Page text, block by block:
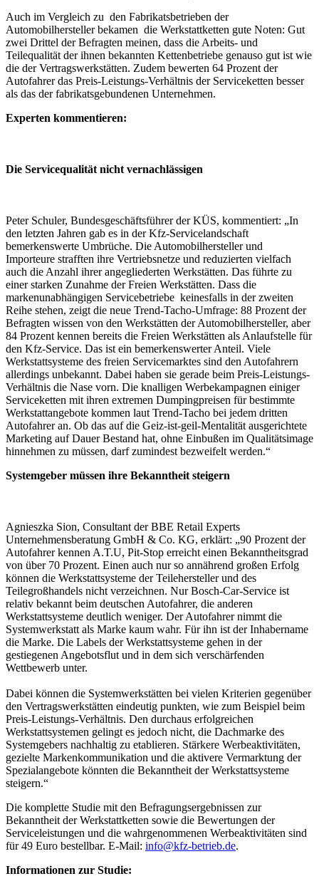
Auch im Vergleich zu den Fabrikatsbetrieben der
Automobilhersteller bekamen die Werkstattketten gute Noten: Gut
zwei Drittel der Befragten meinen, dass die Arbeits- und
Teilequalität der ihnen bekannten Kettenbetriebe genauso gut ist wie
die der Vertragswerkstätten. Zudem bewerten 64 Prozent der
Autofahrer das Preis-Leistungs-Verhältnis der Serviceketten besser
als das der fabrikatsgebundenen Unternehmen.
Experten kommentieren:
Die Servicequalität nicht vernachlässigen
Peter Schuler, Bundesgeschäftsführer der KÜS, kommentiert: „In
den letzten Jahren gab es in der Kfz-Servicelandschaft
bemerkenswerte Umbrüche. Die Automobilhersteller und
Importeure strafften ihre Vertriebsnetze und reduzierten vielfach
auch die Anzahl ihrer angegliederten Werkstätten. Das führte zu
einer starken Zunahme der Freien Werkstätten. Dass die
markenunabhängigen Servicebetriebe keinesfalls in der zweiten
Reihe stehen, zeigt die neue Trend-Tacho-Umfrage: 88 Prozent der
Befragten wissen von den Werkstätten der Automobilhersteller, aber
84 Prozent kennen bereits die Freien Werkstätten als Anlaufstelle für
den Kfz-Service. Das ist ein bemerkenswerter Anteil. Viele
Werkstattsysteme des freien Servicemarktes sind den Autofahrern
allerdings unbekannt. Dabei haben sie gerade beim Preis-Leistungs-
Verhältnis die Nase vorn. Die knalligen Werbekampagnen einiger
Serviceketten mit ihren extremen Dumpingpreisen für bestimmte
Werkstattangebote kommen laut Trend-Tacho bei jedem dritten
Autofahrer an. Ob das auf die Geiz-ist-geil-Mentalität ausgerichtete
Marketing auf Dauer Bestand hat, ohne Einbußen im Qualitätsimage
hinnehmen zu müssen, darf zumindest bezweifelt werden.“
Systemgeber müssen ihre Bekanntheit steigern
Agnieszka Sion, Consultant der BBE Retail Experts
Unternehmensberatung GmbH & Co. KG, erklärt: „90 Prozent der
Autofahrer kennen A.T.U, Pit-Stop erreicht einen Bekanntheitsgrad
von über 70 Prozent. Einen auch nur so annährend großen Erfolg
können die Werkstattsysteme der Teilehersteller und des
Teilegroßhandels nicht verzeichnen. Nur Bosch-Car-Service ist
relativ bekannt beim deutschen Autofahrer, die anderen
Werkstattsysteme deutlich weniger. Der Autofahrer nimmt die
Systemwerkstatt als Marke kaum wahr. Für ihn ist der Inhabername
die Marke. Die Labels der Werkstattsysteme gehen in der
gestiegenen Angebotsflut und in dem sich verschärfenden
Wettbewerb unter.
Dabei können die Systemwerkstätten bei vielen Kriterien gegenüber
den Vertragswerkstätten eindeutig punkten, wie zum Beispiel beim
Preis-Leistungs-Verhältnis. Den durchaus erfolgreichen
Werkstattsystemen gelingt es jedoch nicht, die Dachmarke des
Systemgebers nachhaltig zu etablieren. Stärkere Werbeaktivitäten,
gezielte Markenkommunikation und die aktivere Vermarktung der
Spezialangebote könnten die Bekanntheit der Werkstattsysteme
steigern.“
Die komplette Studie mit den Befragungsergebnissen zur
Bekanntheit der Werkstattketten sowie die Bewertungen der
Serviceleistungen und die wahrgenommenen Werbeaktivitäten sind
für 49 Euro bestellbar. E-Mail: info@kfz-betrieb.de.
Informationen zur Studie: